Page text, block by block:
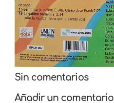
Sin comentarios
Añadir un comentario